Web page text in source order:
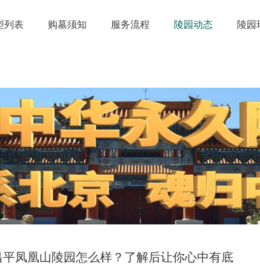
列表 购墓须知 服务流程 陵园动态 陵园
平凤凰山陵园怎么样？了解后让你心中有底